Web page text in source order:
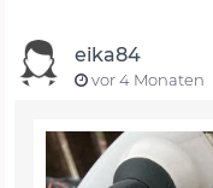
eika84
vor 4 Monaten